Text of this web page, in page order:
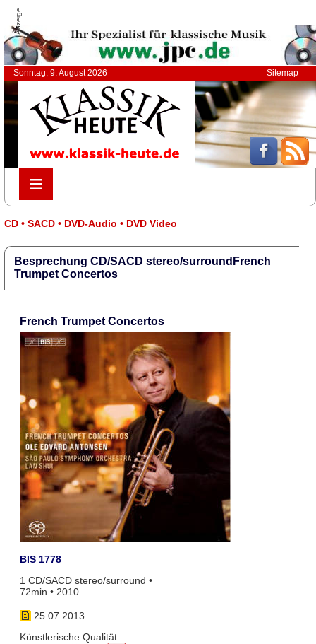
Anzeige
Sonntag, 9. August 2026 Sitemap
≡
≡
CD • SACD • DVD-Audio • DVD Video
Besprechung CD/SACD stereo/surroundFrench
Trumpet Concertos
French Trumpet Concertos
BIS 1778
1 CD/SACD stereo/surround •
72min • 2010
25.07.2013
Künstlerische Qualität: